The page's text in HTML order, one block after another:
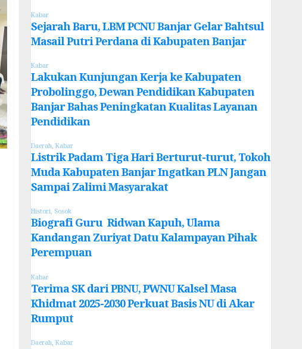
Kabar
Sejarah Baru, LBM PCNU Banjar Gelar Bahtsul
Masail Putri Perdana di Kabupaten Banjar
Kabar
Lakukan Kunjungan Kerja ke Kabupaten
Probolinggo, Dewan Pendidikan Kabupaten
Banjar Bahas Peningkatan Kualitas Layanan
Pendidikan
Daerah, Kabar
Listrik Padam Tiga Hari Berturut-turut, Tokoh
Muda Kabupaten Banjar Ingatkan PLN Jangan
Sampai Zalimi Masyarakat
Histori, Sosok
Biografi Guru Ridwan Kapuh, Ulama
Kandangan Zuriyat Datu Kalampayan Pihak
Perempuan
Kabar
Terima SK dari PBNU, PWNU Kalsel Masa
Khidmat 2025-2030 Perkuat Basis NU di Akar
Rumput
Daerah Kabar